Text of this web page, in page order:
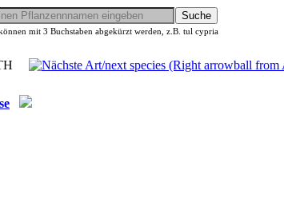
mit 3 Buchstaben abgekürzt werden, z.B. tul cypria